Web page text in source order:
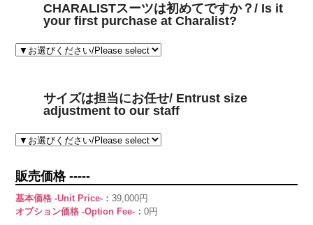
CHARALISTスーツは初めてですか？/ Is it
your first purchase at Charalist?
サイズは担当にお任せ/ Entrust size
adjustment to our staff
販売価格 -----
基本価格 -Unit Price-：39,000円
オプション価格 -Option Fee-：0円